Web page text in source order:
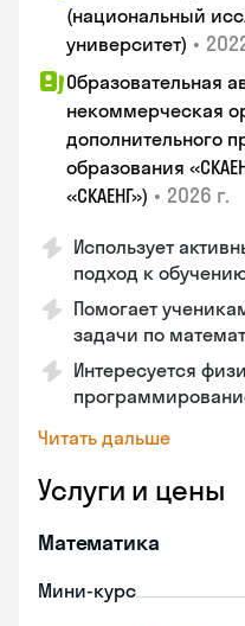
(национальный
университет) •
Образовательная
некоммерческая
дополнительного
образования
«СКАЕНГ») • 2026 г.
Использует
подход к
Помогает
задачи по
Интересуется
Читать дальше
Услуги и цены
Математика
Мини-курс